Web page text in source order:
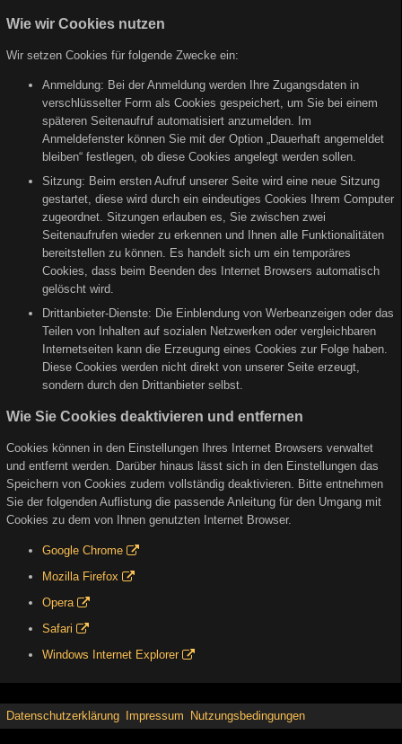
Wie wir Cookies nutzen
Wir setzen Cookies für folgende Zwecke ein:
Anmeldung: Bei der Anmeldung werden Ihre Zugangsdaten in
verschlüsselter Form als Cookies gespeichert, um Sie bei einem
späteren Seitenaufruf automatisiert anzumelden. Im
Anmeldefenster können Sie mit der Option „Dauerhaft angemeldet
bleiben“ festlegen, ob diese Cookies angelegt werden sollen.
Sitzung: Beim ersten Aufruf unserer Seite wird eine neue Sitzung
gestartet, diese wird durch ein eindeutiges Cookies Ihrem Computer
zugeordnet. Sitzungen erlauben es, Sie zwischen zwei
Seitenaufrufen wieder zu erkennen und Ihnen alle Funktionalitäten
bereitstellen zu können. Es handelt sich um ein temporäres
Cookies, dass beim Beenden des Internet Browsers automatisch
gelöscht wird.
Drittanbieter-Dienste: Die Einblendung von Werbeanzeigen oder das
Teilen von Inhalten auf sozialen Netzwerken oder vergleichbaren
Internetseiten kann die Erzeugung eines Cookies zur Folge haben.
Diese Cookies werden nicht direkt von unserer Seite erzeugt,
sondern durch den Drittanbieter selbst.
Wie Sie Cookies deaktivieren und entfernen
Cookies können in den Einstellungen Ihres Internet Browsers verwaltet
und entfernt werden. Darüber hinaus lässt sich in den Einstellungen das
Speichern von Cookies zudem vollständig deaktivieren. Bitte entnehmen
Sie der folgenden Auflistung die passende Anleitung für den Umgang mit
Cookies zu dem von Ihnen genutzten Internet Browser.
Google Chrome
Mozilla Firefox
Opera
Safari
Windows Internet Explorer
Datenschutzerklärung Impressum Nutzungsbedingungen